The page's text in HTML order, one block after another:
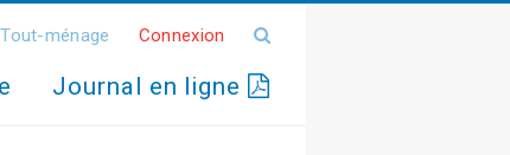
Tout-ménage Connexion
Journal en ligne